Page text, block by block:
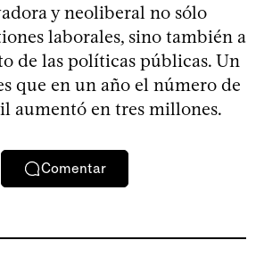
y neoliberal no sólo
laborales, sino también a
de las políticas públicas. Un
que en un año el número de
aumentó en tres millones.
Comentar